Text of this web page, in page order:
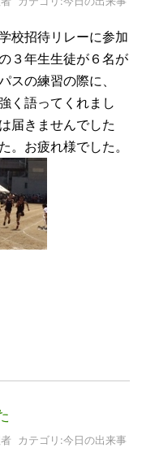
校招待リレーに参加
３年生生徒が６名が
スの練習の際に、
く語ってくれまし
届きませんでした
。お疲れ様でした。
カテゴリ:今日の出来事